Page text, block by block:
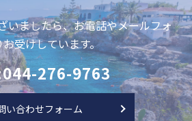
いましたら、お電話やメールフォ
受けしています。
276-9763
い合わせフォーム